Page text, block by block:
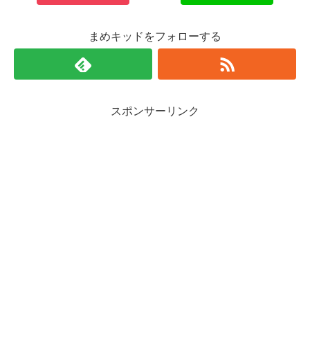
まめキッドをフォローする
スポンサーリンク